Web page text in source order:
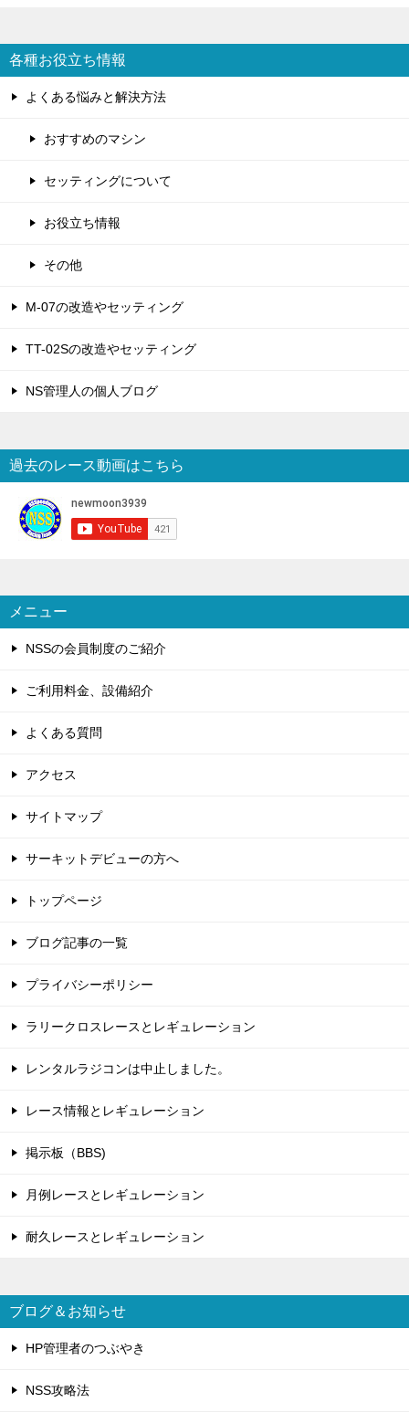
各種お役立ち情報
よくある悩みと解決方法
おすすめのマシン
セッティングについて
お役立ち情報
その他
M-07の改造やセッティング
TT-02Sの改造やセッティング
NS管理人の個人ブログ
過去のレース動画はこちら
メニュー
NSSの会員制度のご紹介
ご利用料金、設備紹介
よくある質問
アクセス
サイトマップ
サーキットデビューの方へ
トップページ
ブログ記事の一覧
プライバシーポリシー
ラリークロスレースとレギュレーション
レンタルラジコンは中止しました。
レース情報とレギュレーション
掲示板（BBS)
月例レースとレギュレーション
耐久レースとレギュレーション
ブログ＆お知らせ
HP管理者のつぶやき
NSS攻略法